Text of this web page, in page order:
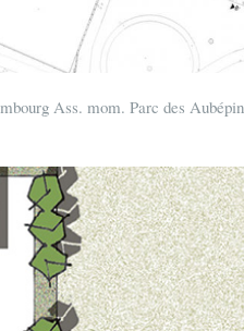
Ass. mom. Parc des